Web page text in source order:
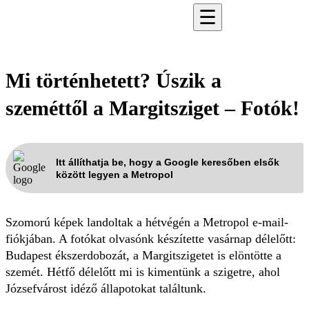
☰
Mi történhetett? Úszik a
szeméttől a Margitsziget – Fotók!
Itt állíthatja be, hogy a Google keresőben elsők
között legyen a Metropol
Szomorú képek landoltak a hétvégén a Metropol e-mail-
fiókjában. A fotókat olvasónk készítette vasárnap délelőtt:
Budapest ékszerdobozát, a Margitszigetet is elöntötte a
szemét. Hétfő délelőtt mi is kimentünk a szigetre, ahol
Józsefvárost idéző állapotokat találtunk.